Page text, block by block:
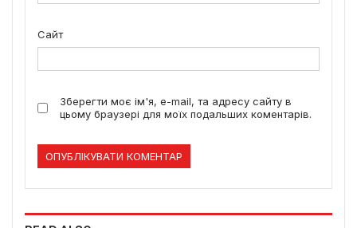
Сайт
Зберегти моє ім'я, e-mail, та адресу сайту в
цьому браузері для моїх подальших коментарів.